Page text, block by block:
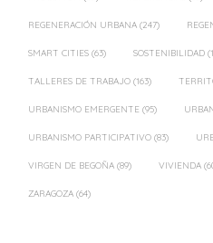
REGENERACIÓN URBANA (247)
SMART CITIES (63) SOSTENIBILIDAD
TALLERES DE TRABAJO (163)
URBANISMO EMERGENTE (95)
URBANISMO PARTICIPATIVO (83)
VIRGEN DE BEGOÑA (89) VIVIENDA
ZARAGOZA (64)